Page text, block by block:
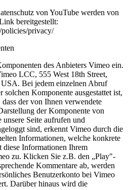
von YouTube werden von
bereitgestellt:
privacy/
des Anbieters Vimeo ein.
LCC, 555 West 18th Street,
Bei jedem einzelnen Abruf
solchen Komponente ausgestattet ist,
der von Ihnen verwendete
der Komponente von
Seite aufrufen und
sind, erkennt Vimeo durch die
Informationen, welche konkrete
diese Informationen Ihrem
zu. Klicken Sie z.B. den „Play"-
Kommentare ab, werden
Benutzerkonto bei Vimeo
Darüber hinaus wird die